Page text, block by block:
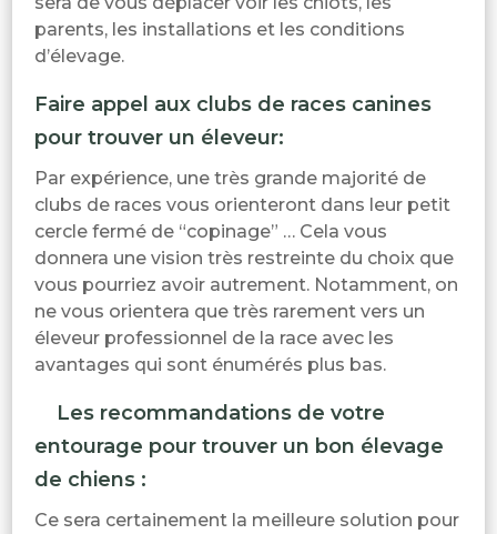
parents, les installations et les conditions
d’élevage.
Faire appel aux clubs de races canines
pour trouver un éleveur:
Par expérience, une très grande majorité de
clubs de races vous orienteront dans leur petit
cercle fermé de “copinage” … Cela vous
donnera une vision très restreinte du choix que
vous pourriez avoir autrement. Notamment, on
ne vous orientera que très rarement vers un
éleveur professionnel de la race avec les
avantages qui sont énumérés plus bas.
Les recommandations de votre
entourage pour trouver un bon élevage
de chiens :
Ce sera certainement la meilleure solution pour